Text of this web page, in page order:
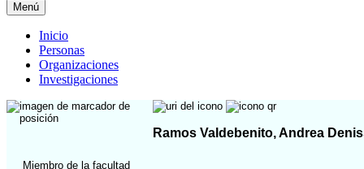
Menú
Inicio
Personas
Organizaciones
Investigaciones
Ramos Valdebenito, Andrea
Miembro de la facultad